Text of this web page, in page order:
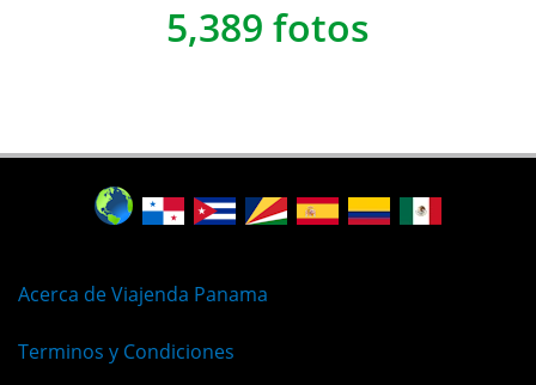
5,389 fotos
Acerca de Viajenda Panama
Terminos y Condiciones